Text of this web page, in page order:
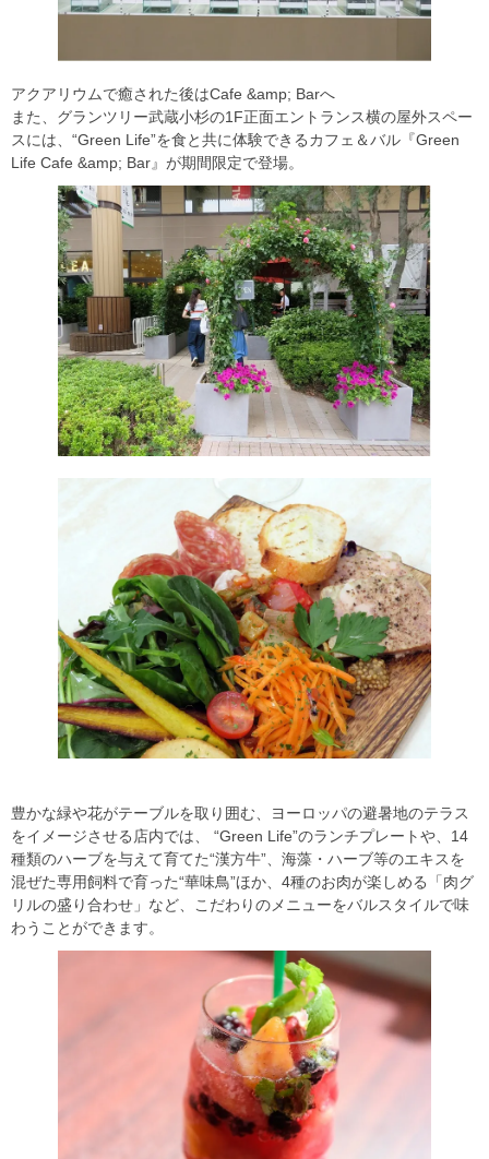
アクアリウムで癒された後はCafe &amp; Barへ
また、グランツリー武蔵小杉の1F正面エントランス横の屋外スペー
スには、“Green Life”を食と共に体験できるカフェ＆バル『Green
Life Cafe &amp; Bar』が期間限定で登場。
豊かな緑や花がテーブルを取り囲む、ヨーロッパの避暑地のテラス
をイメージさせる店内では、 “Green Life”のランチプレートや、14
種類のハーブを与えて育てた“漢方牛”、海藻・ハーブ等のエキスを
混ぜた専用飼料で育った“華味鳥”ほか、4種のお肉が楽しめる「肉グ
リルの盛り合わせ」など、こだわりのメニューをバルスタイルで味
わうことができます。